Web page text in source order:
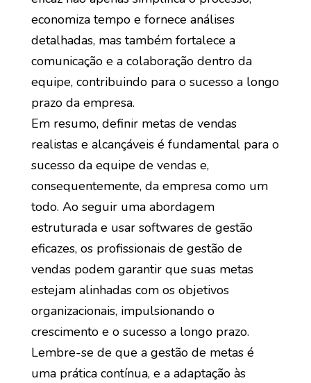
economiza tempo e fornece análises
detalhadas, mas também fortalece a
comunicação e a colaboração dentro da
equipe, contribuindo para o sucesso a longo
prazo da empresa.
Em resumo, definir metas de vendas
realistas e alcançáveis é fundamental para o
sucesso da equipe de vendas e,
consequentemente, da empresa como um
todo. Ao seguir uma abordagem
estruturada e usar softwares de gestão
eficazes, os profissionais de gestão de
vendas podem garantir que suas metas
estejam alinhadas com os objetivos
organizacionais, impulsionando o
crescimento e o sucesso a longo prazo.
Lembre-se de que a gestão de metas é
uma prática contínua, e a adaptação às